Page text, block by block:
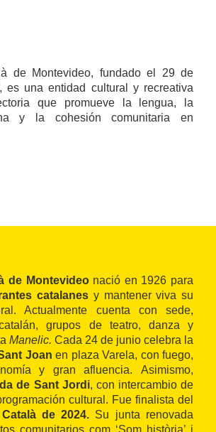
de Montevideo, fundado el 29 de
es una entidad cultural y recreativa
que promueve la lengua, la
y la cohesión comunitaria en
de Montevideonació en 1926 para
catalanes y mantener viva su
Actualmente cuenta con sede,
grupos de teatro, danza y
Manelic. Cada 24 de junio celebra la
Joan en plaza Varela, con fuego,
y gran afluencia. Asimismo,
de Sant Jordi, con intercambio de
cultural. Fue finalista del
de 2024. Su junta renovada
comunitarios com ‘Som història’ i